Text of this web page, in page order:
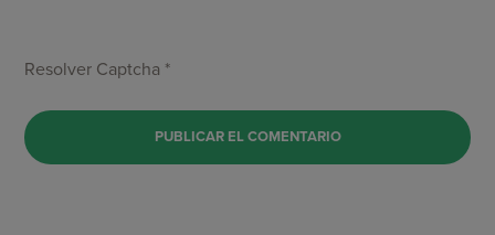
Resolver Captcha *